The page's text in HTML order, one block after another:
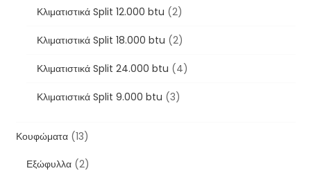
Κλιματιστικά Split 12.000 btu (2)
Κλιματιστικά Split 18.000 btu (2)
Κλιματιστικά Split 24.000 btu (4)
Κλιματιστικά Split 9.000 btu (3)
Κουφώματα (13)
Εξώφυλλα (2)